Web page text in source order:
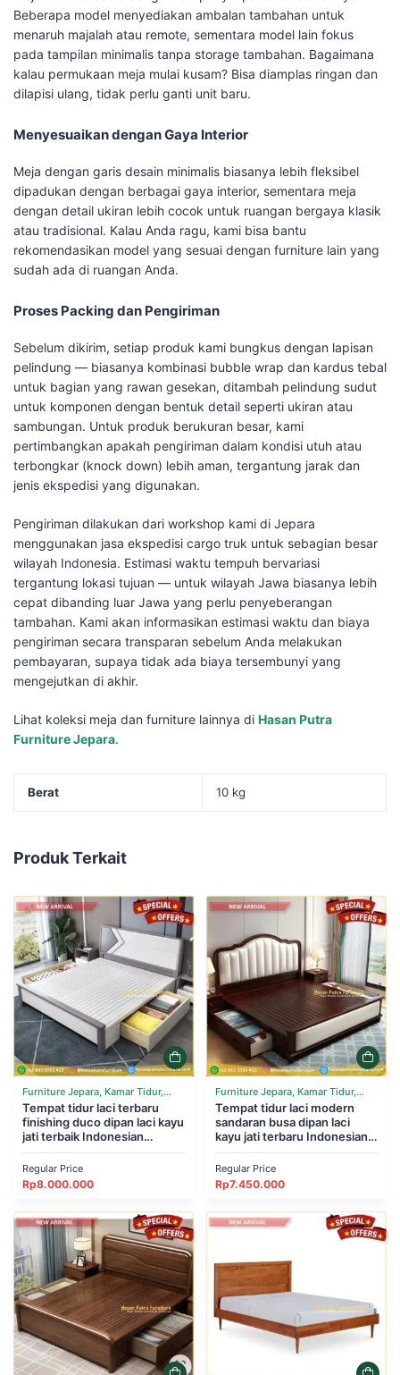
Beberapa model menyediakan ambalan tambahan untuk
menaruh majalah atau remote, sementara model lain fokus
pada tampilan minimalis tanpa storage tambahan. Bagaimana
kalau permukaan meja mulai kusam? Bisa diamplas ringan dan
dilapisi ulang, tidak perlu ganti unit baru.
Menyesuaikan dengan Gaya Interior
Meja dengan garis desain minimalis biasanya lebih fleksibel
dipadukan dengan berbagai gaya interior, sementara meja
dengan detail ukiran lebih cocok untuk ruangan bergaya klasik
atau tradisional. Kalau Anda ragu, kami bisa bantu
rekomendasikan model yang sesuai dengan furniture lain yang
sudah ada di ruangan Anda.
Proses Packing dan Pengiriman
Sebelum dikirim, setiap produk kami bungkus dengan lapisan
pelindung — biasanya kombinasi bubble wrap dan kardus tebal
untuk bagian yang rawan gesekan, ditambah pelindung sudut
untuk komponen dengan bentuk detail seperti ukiran atau
sambungan. Untuk produk berukuran besar, kami
pertimbangkan apakah pengiriman dalam kondisi utuh atau
terbongkar (knock down) lebih aman, tergantung jarak dan
jenis ekspedisi yang digunakan.
Pengiriman dilakukan dari workshop kami di Jepara
menggunakan jasa ekspedisi cargo truk untuk sebagian besar
wilayah Indonesia. Estimasi waktu tempuh bervariasi
tergantung lokasi tujuan — untuk wilayah Jawa biasanya lebih
cepat dibanding luar Jawa yang perlu penyeberangan
tambahan. Kami akan informasikan estimasi waktu dan biaya
pengiriman secara transparan sebelum Anda melakukan
pembayaran, supaya tidak ada biaya tersembunyi yang
mengejutkan di akhir.
Lihat koleksi meja dan furniture lainnya di Hasan Putra
Furniture Jepara.
Berat 10 kg
Produk Terkait
Furniture Jepara, Kamar Tidur,
Tempat Tidur
Tempat tidur laci terbaru
finishing duco dipan laci kayu
jati terbaik Indonesian
Regular Price
Rp8.000.000
Furniture Jepara, Kamar Tidur,
Tempat Tidur
Tempat tidur laci modern
sandaran busa dipan laci
kayu jati terbaru Indonesian
Regular Price
Rp7.450.000